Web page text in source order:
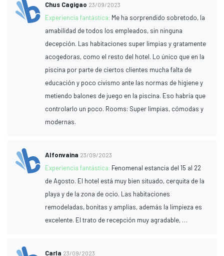
Chus Cagigao 23/09/2023
Experiencia fantástica: Me ha sorprendido sobretodo, la
amabilidad de todos los empleados, sin ninguna
decepción. Las habitaciones super limpias y gratamente
acogedoras, como el resto del hotel. Lo único que en la
piscina por parte de ciertos clientes mucha falta de
educación y poco civismo ante las normas de higiene y
metiendo balones de juego en la piscina. Eso habría que
controlarlo un poco. Rooms: Super limpias, cómodas y
modernas.
Alfonvaina 23/09/2023
Experiencia fantástica: Fenomenal estancia del 15 al 22
de Agosto. El hotel está muy bien situado, cerquita de la
playa y de la zona de ocio. Las habitaciones
remodeladas, bonitas y amplias, además la limpieza es
excelente. El trato de recepción muy agradable, …
Carla 23/09/2023